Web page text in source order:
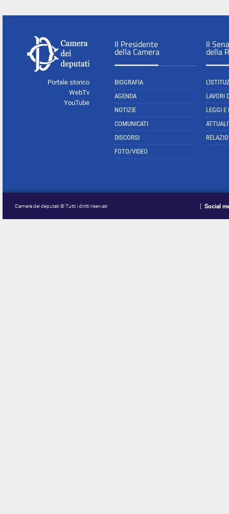
Portale storico
WebTv
YouTube
Il Presidente
della Camera
BIOGRAFIA
AGENDA
NOTIZIE
COMUNICATI
DISCORSI
FOTO/VIDEO
Il
della
LAVORI
LEGGI E
Camera dei deputati © Tutti i diritti riservati Social